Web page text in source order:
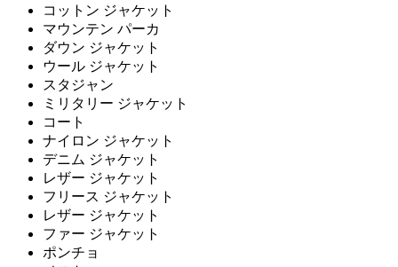
コットン ジャケット
マウンテン パーカ
ダウン ジャケット
ウール ジャケット
スタジャン
ミリタリー ジャケット
コート
ナイロン ジャケット
デニム ジャケット
レザー ジャケット
フリース ジャケット
レザー ジャケット
ファー ジャケット
ポンチョ